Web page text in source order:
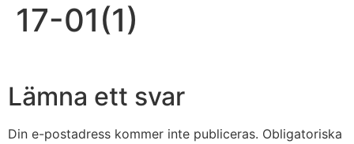
17-01(1)
Lämna ett svar
Din e-postadress kommer inte publiceras. Obligatoriska